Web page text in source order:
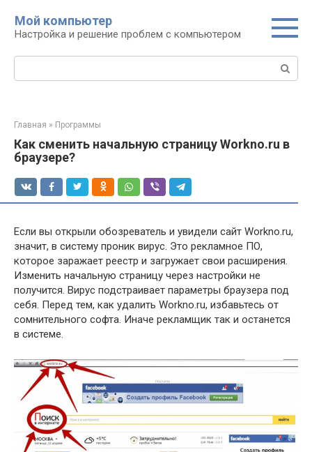
контенту
Мой компьютер
Настройка и решение проблем с компьютером
Поиск:
Главная » Программы
Как сменить начальную страницу Workno.ru в
браузере?
Если вы открыли обозреватель и увидели сайт Workno.ru,
значит, в систему проник вирус. Это рекламное ПО,
которое заражает реестр и загружает свои расширения.
Изменить начальную страницу через настройки не
получится. Вирус подстраивает параметры браузера под
себя. Перед тем, как удалить Workno.ru, избавьтесь от
сомнительного софта. Иначе рекламщик так и останется
в системе.